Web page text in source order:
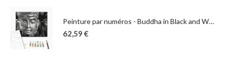
Peinture par numéros - Buddha in Black and White
62,59 €